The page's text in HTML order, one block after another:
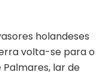
holandeses
volta-se para o
lar de